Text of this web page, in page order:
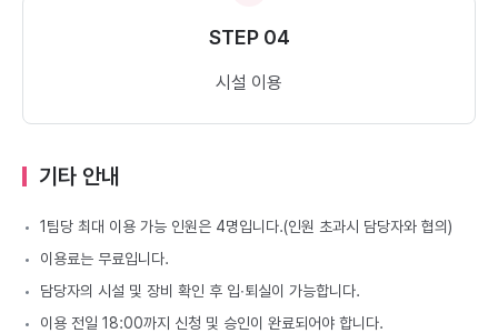
STEP 04
시설 이용
기타 안내
1팀당 최대 이용 가능 인원은 4명입니다.(인원 초과시 담당자와 협의)
이용료는 무료입니다.
담당자의 시설 및 장비 확인 후 입∙퇴실이 가능합니다.
이용 전일 18:00까지 신청 및 승인이 완료되어야 합니다.